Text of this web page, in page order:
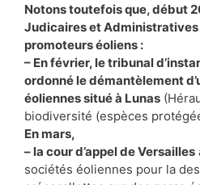
Notons toutefois que, début
Judicaires et
promoteurs éoliens :
– En février, le tribunal
ordonné le démantèlement
éoliennes situé à Lunas
biodiversité (espèces
En mars,
– la cour d’appel de Versailles
sociétés éoliennes pour la